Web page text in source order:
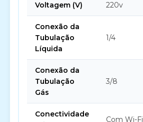
Voltagem (V) 220v
Conexão da
Tubulação
Líquida
1/4
Conexão da
Tubulação
Gás
3/8
Conectividade
Com Wi-Fi